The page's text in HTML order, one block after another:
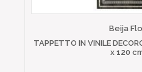
Beija
TAPPETTO IN VINILE
x 120